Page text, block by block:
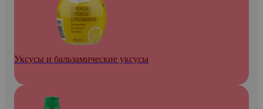
Уксусы и бальзамические уксусы